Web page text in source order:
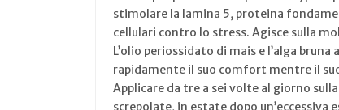
stimolare la lamina 5, proteina
cellulari contro lo stress. Agisce sulla
L’olio periossidato di mais e l’alga
rapidamente il suo comfort mentre il
Applicare da tre a sei volte al giorno
screpolate, in estate dopo